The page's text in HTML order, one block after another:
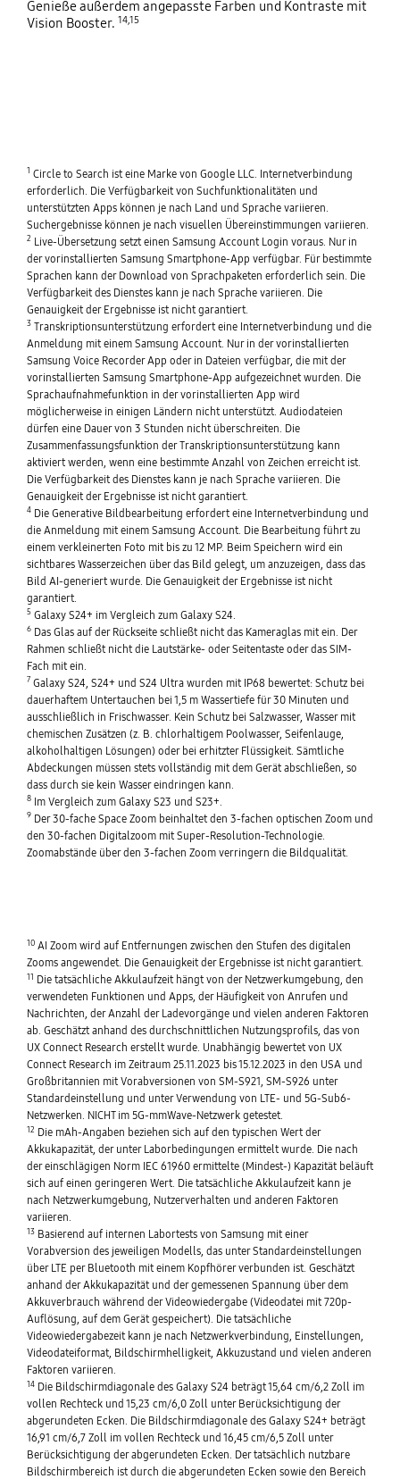
Genieße außerdem angepasste Farben und Kontraste mit
Vision Booster. 14,15
1 Circle to Search ist eine Marke von Google LLC. Internetverbindung
erforderlich. Die Verfügbarkeit von Suchfunktionalitäten und
unterstützten Apps können je nach Land und Sprache variieren.
Suchergebnisse können je nach visuellen Übereinstimmungen variieren.
2 Live-Übersetzung setzt einen Samsung Account Login voraus. Nur in
der vorinstallierten Samsung Smartphone-App verfügbar. Für bestimmte
Sprachen kann der Download von Sprachpaketen erforderlich sein. Die
Verfügbarkeit des Dienstes kann je nach Sprache variieren. Die
Genauigkeit der Ergebnisse ist nicht garantiert.
3Transkriptionsunterstützung erfordert eine Internetverbindung und die
Anmeldung mit einem Samsung Account. Nur in der vorinstallierten
Samsung Voice Recorder App oder in Dateien verfügbar, die mit der
vorinstallierten Samsung Smartphone-App aufgezeichnet wurden. Die
Sprachaufnahmefunktion in der vorinstallierten App wird
möglicherweise in einigen Ländern nicht unterstützt. Audiodateien
dürfen eine Dauer von 3 Stunden nicht überschreiten. Die
Zusammenfassungsfunktion der Transkriptionsunterstützung kann
aktiviert werden, wenn eine bestimmte Anzahl von Zeichen erreicht ist.
Die Verfügbarkeit des Dienstes kann je nach Sprache variieren. Die
Genauigkeit der Ergebnisse ist nicht garantiert.
4Die Generative Bildbearbeitung erfordert eine Internetverbindung und
die Anmeldung mit einem Samsung Account. Die Bearbeitung führt zu
einem verkleinerten Foto mit bis zu 12 MP. Beim Speichern wird ein
sichtbares Wasserzeichen über das Bild gelegt, um anzuzeigen, dass das
Bild AI-generiert wurde. Die Genauigkeit der Ergebnisse ist nicht
garantiert.
5Galaxy S24+ im Vergleich zum Galaxy S24.
6Das Glas auf der Rückseite schließt nicht das Kameraglas mit ein. Der
Rahmen schließt nicht die Lautstärke- oder Seitentaste oder das SIM-
Fach mit ein.
7Galaxy S24, S24+ und S24 Ultra wurden mit IP68 bewertet: Schutz bei
dauerhaftem Untertauchen bei 1,5 m Wassertiefe für 30 Minuten und
ausschließlich in Frischwasser. Kein Schutz bei Salzwasser, Wasser mit
chemischen Zusätzen (z. B. chlorhaltigem Poolwasser, Seifenlauge,
alkoholhaltigen Lösungen) oder bei erhitzter Flüssigkeit. Sämtliche
Abdeckungen müssen stets vollständig mit dem Gerät abschließen, so
dass durch sie kein Wasser eindringen kann.
8Im Vergleich zum Galaxy S23 und S23+.
9Der 30-fache Space Zoom beinhaltet den 3-fachen optischen Zoom und
den 30-fachen Digitalzoom mit Super-Resolution-Technologie.
Zoomabstände über den 3-fachen Zoom verringern die Bildqualität.
10AI Zoom wird auf Entfernungen zwischen den Stufen des digitalen
Zooms angewendet. Die Genauigkeit der Ergebnisse ist nicht garantiert.
11
Die tatsächliche Akkulaufzeit hängt von der Netzwerkumgebung, den
verwendeten Funktionen und Apps, der Häufigkeit von Anrufen und
Nachrichten, der Anzahl der Ladevorgänge und vielen anderen Faktoren
ab. Geschätzt anhand des durchschnittlichen Nutzungsprofils, das von
UX Connect Research erstellt wurde. Unabhängig bewertet von UX
Connect Research im Zeitraum 25.11.2023 bis 15.12.2023 in den USA und
Großbritannien mit Vorabversionen von SM-S921, SM-S926 unter
Standardeinstellung und unter Verwendung von LTE- und 5G-Sub6-
Netzwerken. NICHT im 5G-mmWave-Netzwerk getestet.
12 Die mAh-Angaben beziehen sich auf den typischen Wert der
Akkukapazität, der unter Laborbedingungen ermittelt wurde. Die nach
der einschlägigen Norm IEC 61960 ermittelte (Mindest-) Kapazität beläuft
sich auf einen geringeren Wert. Die tatsächliche Akkulaufzeit kann je
nach Netzwerkumgebung, Nutzerverhalten und anderen Faktoren
variieren.
13Basierend auf internen Labortests von Samsung mit einer
Vorabversion des jeweiligen Modells, das unter Standardeinstellungen
über LTE per Bluetooth mit einem Kopfhörer verbunden ist. Geschätzt
anhand der Akkukapazität und der gemessenen Spannung über dem
Akkuverbrauch während der Videowiedergabe (Videodatei mit 720p-
Auflösung, auf dem Gerät gespeichert). Die tatsächliche
Videowiedergabezeit kann je nach Netzwerkverbindung, Einstellungen,
Videodateiformat, Bildschirmhelligkeit, Akkuzustand und vielen anderen
Faktoren variieren.
14Die Bildschirmdiagonale des Galaxy S24 beträgt 15,64 cm/6,2 Zoll im
vollen Rechteck und 15,23 cm/6,0 Zoll unter Berücksichtigung der
abgerundeten Ecken. Die Bildschirmdiagonale des Galaxy S24+ beträgt
16,91 cm/6,7 Zoll im vollen Rechteck und 16,45 cm/6,5 Zoll unter
Berücksichtigung der abgerundeten Ecken. Der tatsächlich nutzbare
Bildschirmbereich ist durch die abgerundeten Ecken sowie den Bereich